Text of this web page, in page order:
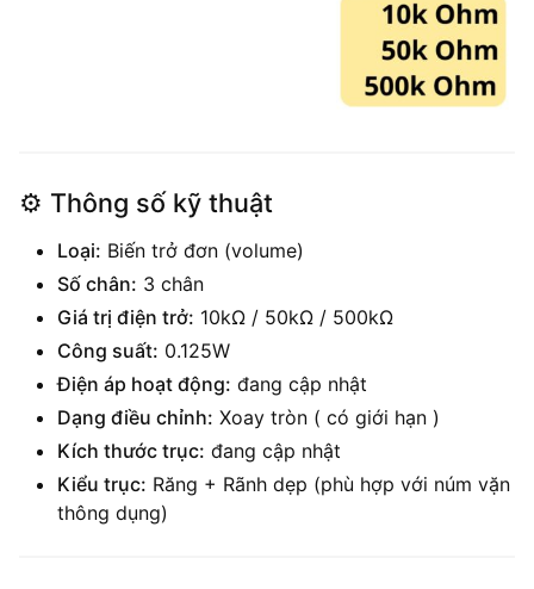
⚙️ Thông số kỹ thuật
Loại: Biến trở đơn (volume)
Số chân: 3 chân
Giá trị điện trở: 10kΩ / 50kΩ / 500kΩ
Công suất: 0.125W
Điện áp hoạt động: đang cập nhật
Dạng điều chỉnh: Xoay tròn ( có giới hạn )
Kích thước trục: đang cập nhật
Kiểu trục: Răng + Rãnh dẹp (phù hợp với núm vặn
thông dụng)